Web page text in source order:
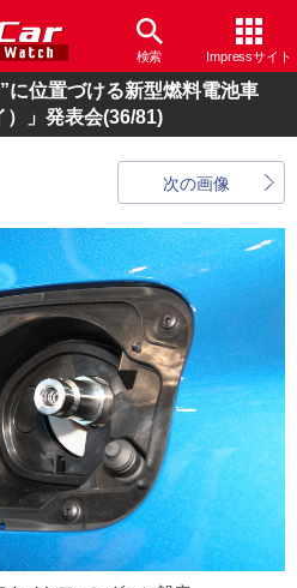
検索 Impressサイト
に位置づける新型燃料電池車
）」発表会(36/81)
次の画像